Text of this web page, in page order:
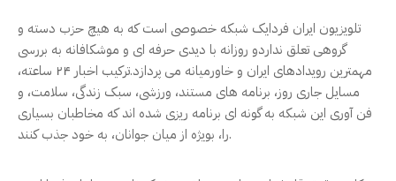
تلویزیون ایران فردایک شبکه خصوصی است که به هیچ حزب دسته و
گروهی تعلق نداردو روزانه با دیدی حرفه ای و موشکافانه به بررسی
مهمترین رویدادهای ایران و خاورمیانه می پردازد.ترکیب اخبار ۲۴ ساعته،
مسایل جاری روز، برنامه های مستند، ورزشی، سبک زندگی، سلامت، و
فن آوری این شبکه به گونه ای برنامه ریزی شده اند که مخاطبان بسیاری
را، بویژه از میان جوانان، به خود جذب کنند.